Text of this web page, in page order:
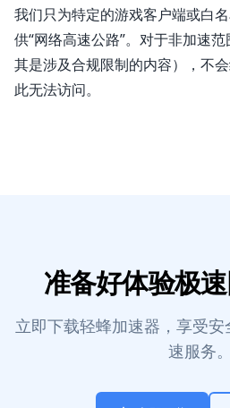
我们只为特定的游戏客户端或白
供“网络高速公路”。对于非加速
其是涉及合规限制的内容），不
此无法访问。
准备好体验极
立即下载轻蜂加速器，享受
速服务。